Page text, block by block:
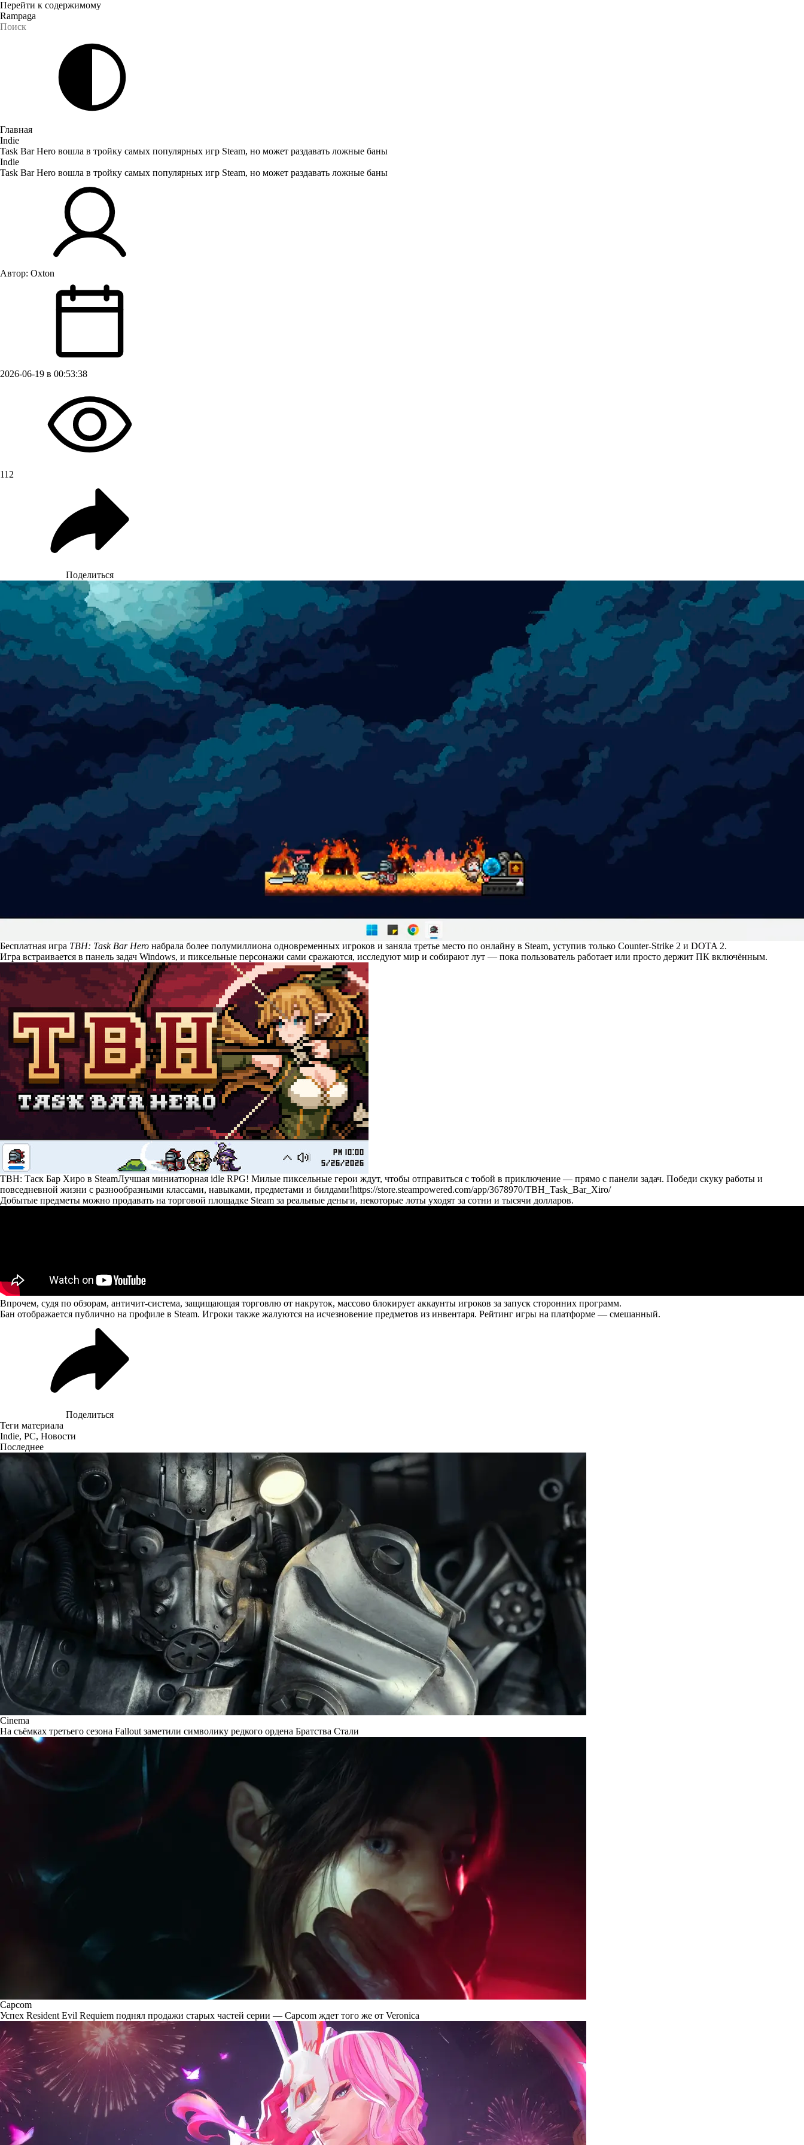
Перейти к содержимому
Rampaga
Главная
Indie
Task Bar Hero вошла в тройку самых популярных игр Steam, но может раздавать ложные баны
Indie
Task Bar Hero вошла в тройку самых популярных игр Steam, но может раздавать ложные баны
Автор: Oxton
2026-06-19 в 00:53:38
112
Поделиться
Бесплатная игра TBH: Task Bar Hero набрала более полумиллиона одновременных игроков и заняла третье место по онлайну в Steam, уступив только Counter-Strike 2 и DOTA 2.
Игра встраивается в панель задач Windows, и пиксельные персонажи сами сражаются, исследуют мир и собирают лут — пока пользователь работает или просто держит ПК включённым.
TBH: Таск Бар Хиро в SteamЛучшая миниатюрная idle RPG! Милые пиксельные герои ждут, чтобы отправиться с тобой в приключение — прямо с панели задач. Победи скуку работы и
повседневной жизни с разнообразными классами, навыками, предметами и билдами!https://store.steampowered.com/app/3678970/TBH_Task_Bar_Xiro/
Добытые предметы можно продавать на торговой площадке Steam за реальные деньги, некоторые лоты уходят за сотни и тысячи долларов.
Впрочем, судя по обзорам, античит-система, защищающая торговлю от накруток, массово блокирует аккаунты игроков за запуск сторонних программ.
Бан отображается публично на профиле в Steam. Игроки также жалуются на исчезновение предметов из инвентаря. Рейтинг игры на платформе — смешанный.
Поделиться
Теги материала
Indie, PC, Новости
Последнее
Cinema
На съёмках третьего сезона Fallout заметили символику редкого ордена Братства Стали
Capcom
Успех Resident Evil Requiem поднял продажи старых частей серии — Capcom ждет того же от Veronica